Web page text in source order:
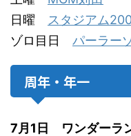
日曜
スタジアム
ゾロ目日 パーラー
周年・年一
7月1日 ワンダーラ